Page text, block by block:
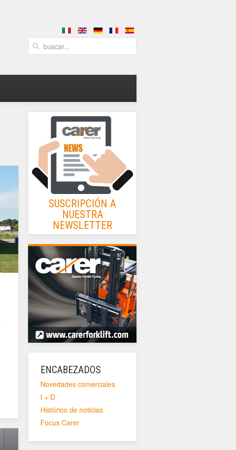
SUSCRIPCIÓN A
NUESTRA
NEWSLETTER
ENCABEZADOS
Novedades comerciales
I + D
Histórico de noticias
Focus Carer